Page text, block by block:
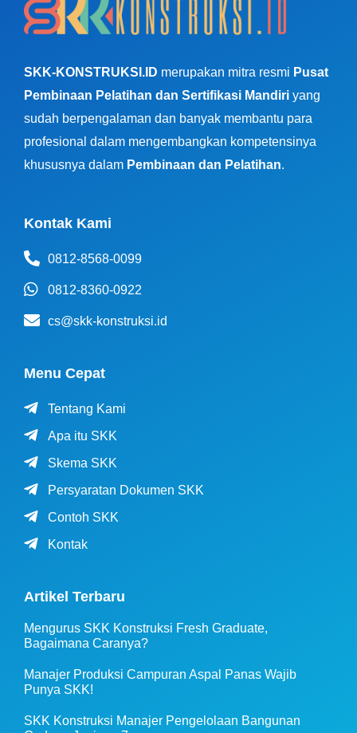
SKK-KONSTRUKSI.ID merupakan mitra resmi Pusat
Pembinaan Pelatihan dan Sertifikasi Mandiri yang
sudah berpengalaman dan banyak membantu para
profesional dalam mengembangkan kompetensinya
khususnya dalam Pembinaan dan Pelatihan.
Kontak Kami
0812-8568-0099
0812-8360-0922
cs@skk-konstruksi.id
Menu Cepat
Tentang Kami
Apa itu SKK
Skema SKK
Persyaratan Dokumen SKK
Contoh SKK
Kontak
Artikel Terbaru
Mengurus SKK Konstruksi Fresh Graduate,
Bagaimana Caranya?
Manajer Produksi Campuran Aspal Panas Wajib
Punya SKK!
SKK Konstruksi Manajer Pengelolaan Bangunan